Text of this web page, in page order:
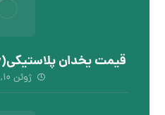
قیمت یخدان پلاستیکی(New) در بازار + جدول
ژوئن ۱۰, ۲۰۲۶